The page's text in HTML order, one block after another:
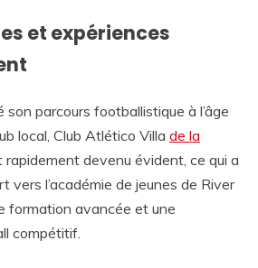
et expériences
son parcours footballistique à l’âge
local, Club Atlético Villa de la
devenu évident, ce qui a
vers l’académie de jeunes de River
formation avancée et une
compétitif.